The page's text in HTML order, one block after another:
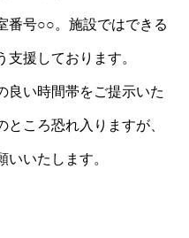
号○○。施設ではできる
援しております。
良い時間帯をご提示いた
ころ恐れ入りますが、
いたします。